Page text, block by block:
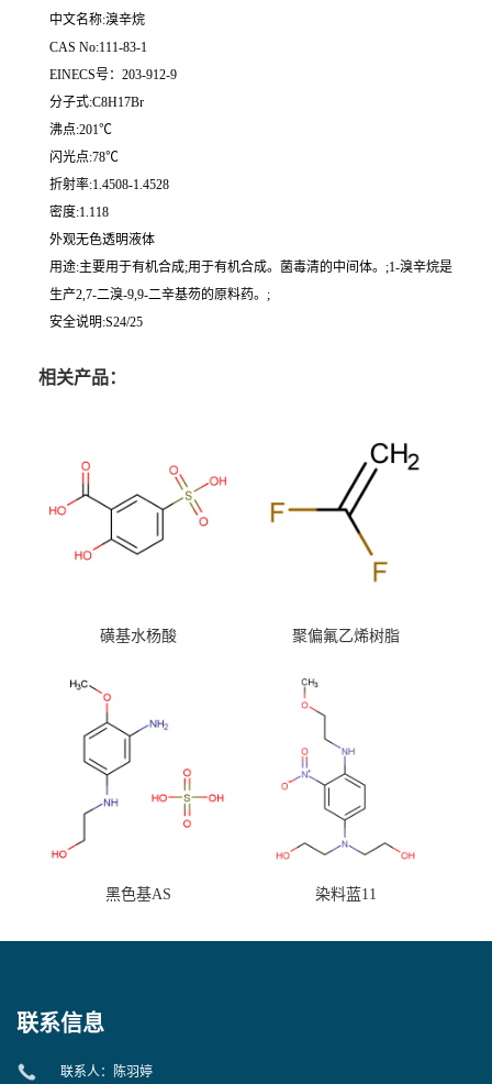
中文名称:溴辛烷
CAS No:111-83-1
EINECS号：203-912-9
分子式:C8H17Br
沸点:201℃
闪光点:78℃
折射率:1.4508-1.4528
密度:1.118
外观无色透明液体
用途:主要用于有机合成;用于有机合成。菌毒清的中间体。;1-溴辛烷是
生产2,7-二溴-9,9-二辛基芴的原料药。;
安全说明:S24/25
相关产品：
磺基水杨酸 聚偏氟乙烯树脂
黑色基AS 染料蓝11
联系信息
联系人：陈羽婷